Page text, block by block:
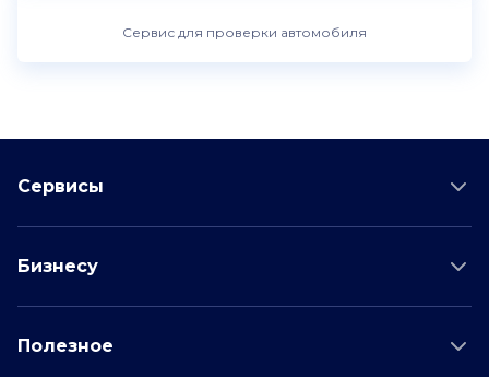
Сервис для проверки автомобиля
Сервисы
Проверка водителя
Бизнесу
Проверка по отраслям
Полезное